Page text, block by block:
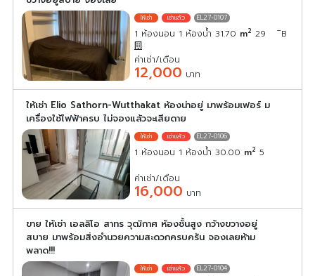
EL27-0107
1 ห้องนอน 1 ห้องน้ำ 31.70 m2 29 ิB
ค่าเช่า/เดือน
12,000 บาท
ให้เช่า Elio Sathorn-Wutthakat ห้องน่าอยู่ มาพร้อมเฟอร์ ม
เครื่องใช้ไฟฟ้าครบ ไม่จองแล้วจะเสียดาย
EL27-0106
1 ห้องนอน 1 ห้องน้ำ 30.00 m2 5
ค่าเช่า/เดือน
16,000 บาท
ขาย ให้เช่า เอลลิโอ สาทร วุฒิกาศ ห้องชั้นสูง กว้างขวางอยู่
สบาย มาพร้อมสิ่งอำนวยความสะดวกครบครัน จองเลยห้าม
พลาด!!!
EL27-0104